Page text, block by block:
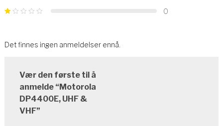
0
Det finnes ingen anmeldelser ennå.
Vær den første til å
anmelde “Motorola
DP4400E, UHF &
VHF”